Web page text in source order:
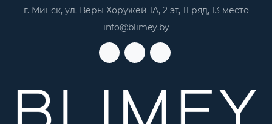
г. Минск, ул. Веры Хоружей 1А, 2 эт, 11 ряд, 13 место
info@blimey.by